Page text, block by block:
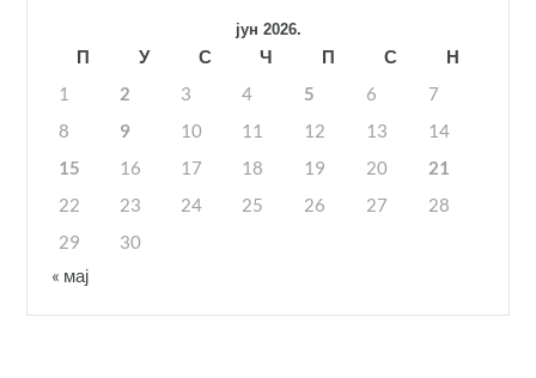
јун 2026.
П У С Ч П С
Н
1
2 3 4 5 6
7
8
9 10 11 12 13
14
15
16 17 18 19 20
21
22
23 24 25 26 27
28
29
30
« мај